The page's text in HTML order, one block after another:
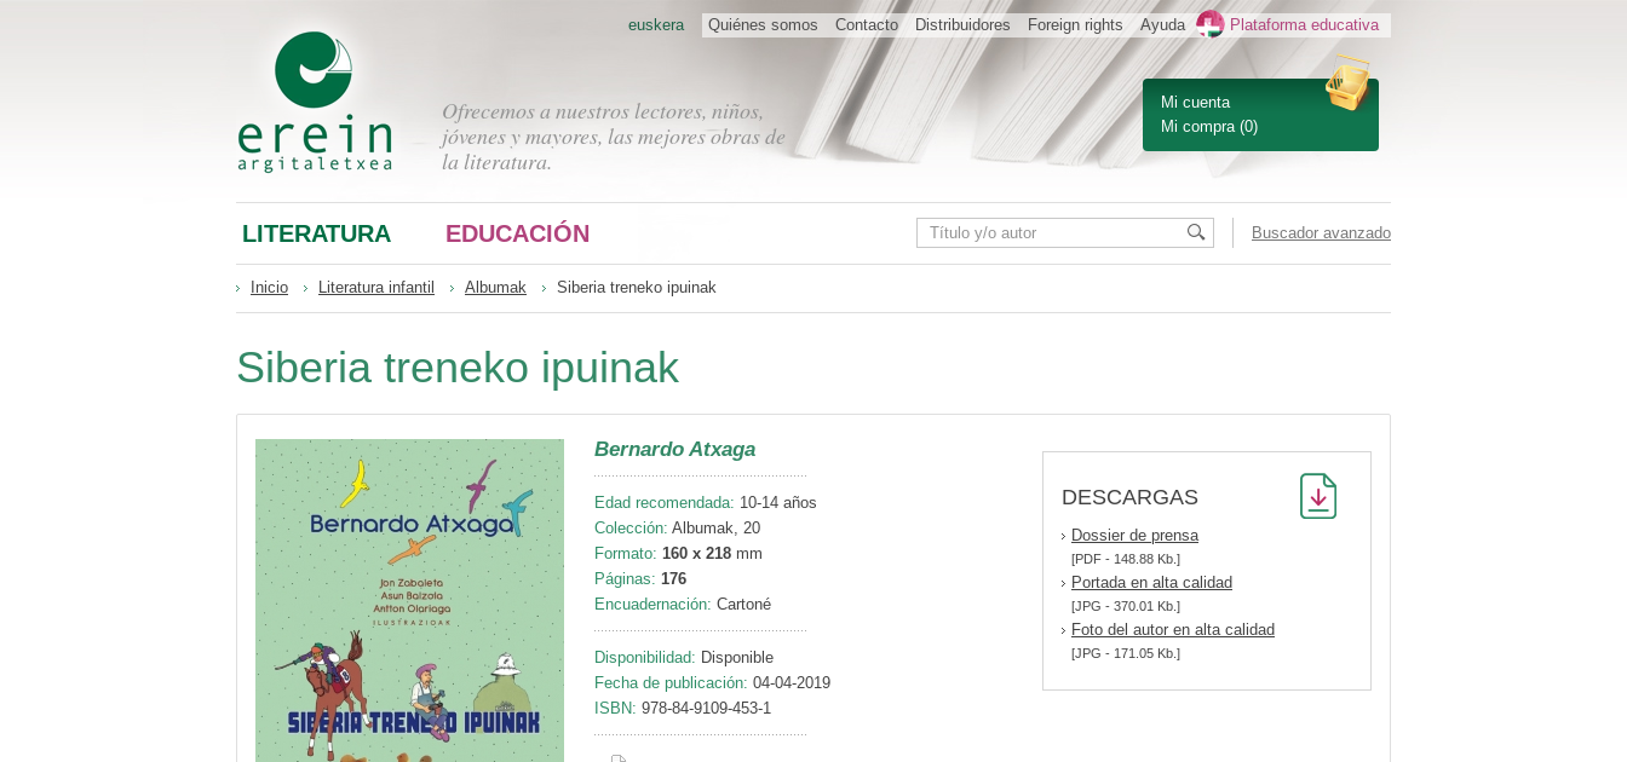
Mi cuenta
Mi compra (0)
Ofrecemos a nuestros lectores, niños,
jóvenes y mayores, las mejores obras de
la literatura.
Quiénes somos Contacto Distribuidores Foreign rights Ayuda Plataforma educativa
euskera
LITERATURA EDUCACIÓN Buscador avanzado
Inicio Literatura infantil Albumak Siberia treneko ipuinak
Siberia treneko ipuinak
Bernardo Atxaga
Edad recomendada: 10-14 años
Colección: Albumak, 20
Formato: 160 x 218 mm
Páginas: 176
Encuadernación: Cartoné
Disponibilidad: Disponible
Fecha de publicación: 04-04-2019
ISBN: 978-84-9109-453-1
DESCARGAS
Dossier de prensa
[PDF - 148.88 Kb.]
Portada en alta calidad
[JPG - 370.01 Kb.]
Foto del autor en alta calidad
[JPG - 171.05 Kb.]